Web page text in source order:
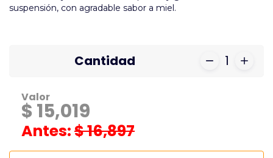
suspensión, con agradable sabor a miel.
Cantidad 1
Valor
$ 15,019
Antes:$ 16,897